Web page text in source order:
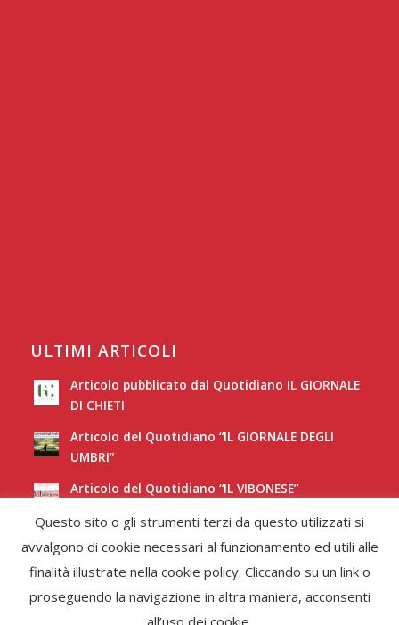
ULTIMI ARTICOLI
Articolo pubblicato dal Quotidiano IL GIORNALE
DI CHIETI
Articolo del Quotidiano “IL GIORNALE DEGLI
UMBRI”
Articolo del Quotidiano “IL VIBONESE”
Articolo del Quotidiano “LA NUOVA SARDEGNA”
Questo sito o gli strumenti terzi da questo utilizzati si
avvalgono di cookie necessari al funzionamento ed utili alle
finalità illustrate nella cookie policy. Cliccando su un link o
proseguendo la navigazione in altra maniera, acconsenti
all’uso dei cookie.